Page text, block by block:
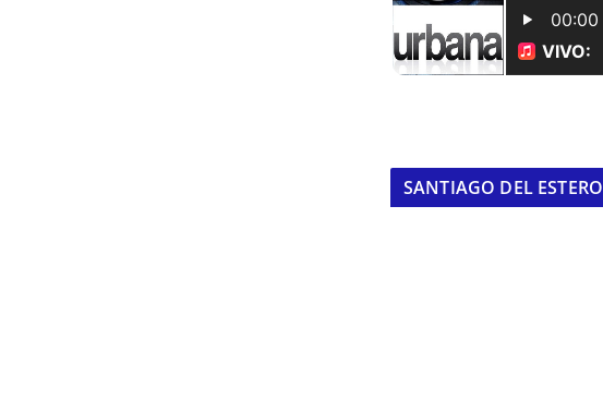
SANTIAGO DEL ESTERO